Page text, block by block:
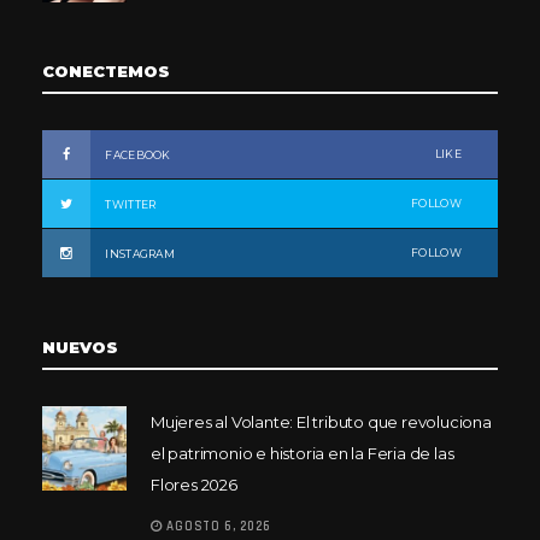
CONECTEMOS
FACEBOOK LIKE
TWITTER FOLLOW
INSTAGRAM FOLLOW
NUEVOS
Mujeres al Volante: El tributo que revoluciona
el patrimonio e historia en la Feria de las
Flores 2026
AGOSTO 6, 2026